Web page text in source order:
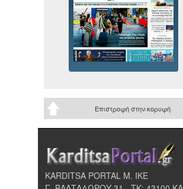
Επιστροφή στην κορυφή
KARDITSA PORTAL Μ. ΙΚΕ